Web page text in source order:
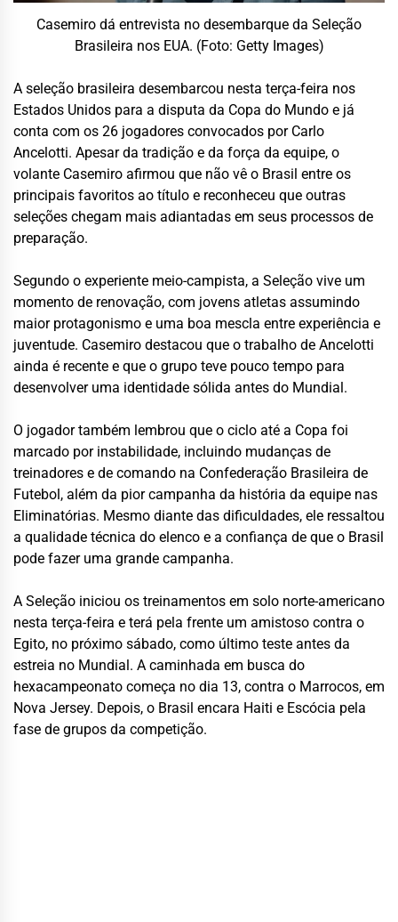
Casemiro dá entrevista no desembarque da Seleção
Brasileira nos EUA. (Foto: Getty Images)
A seleção brasileira desembarcou nesta terça-feira nos
Estados Unidos para a disputa da Copa do Mundo e já
conta com os 26 jogadores convocados por Carlo
Ancelotti. Apesar da tradição e da força da equipe, o
volante Casemiro afirmou que não vê o Brasil entre os
principais favoritos ao título e reconheceu que outras
seleções chegam mais adiantadas em seus processos de
preparação.
Segundo o experiente meio-campista, a Seleção vive um
momento de renovação, com jovens atletas assumindo
maior protagonismo e uma boa mescla entre experiência e
juventude. Casemiro destacou que o trabalho de Ancelotti
ainda é recente e que o grupo teve pouco tempo para
desenvolver uma identidade sólida antes do Mundial.
O jogador também lembrou que o ciclo até a Copa foi
marcado por instabilidade, incluindo mudanças de
treinadores e de comando na Confederação Brasileira de
Futebol, além da pior campanha da história da equipe nas
Eliminatórias. Mesmo diante das dificuldades, ele ressaltou
a qualidade técnica do elenco e a confiança de que o Brasil
pode fazer uma grande campanha.
A Seleção iniciou os treinamentos em solo norte-americano
nesta terça-feira e terá pela frente um amistoso contra o
Egito, no próximo sábado, como último teste antes da
estreia no Mundial. A caminhada em busca do
hexacampeonato começa no dia 13, contra o Marrocos, em
Nova Jersey. Depois, o Brasil encara Haiti e Escócia pela
fase de grupos da competição.